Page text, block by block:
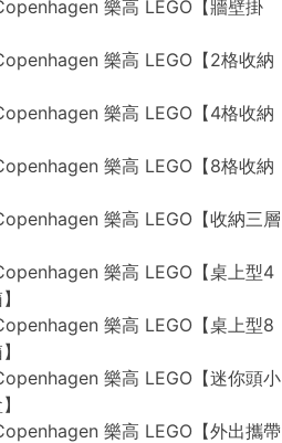
樂高 LEGO【牆壁掛
樂高 LEGO【2格收納
樂高 LEGO【4格收納
樂高 LEGO【8格收納
樂高 LEGO【收納三層
樂高 LEGO【桌上型4
樂高 LEGO【桌上型8
樂高 LEGO【迷你頭小
樂高 LEGO【外出攜帶